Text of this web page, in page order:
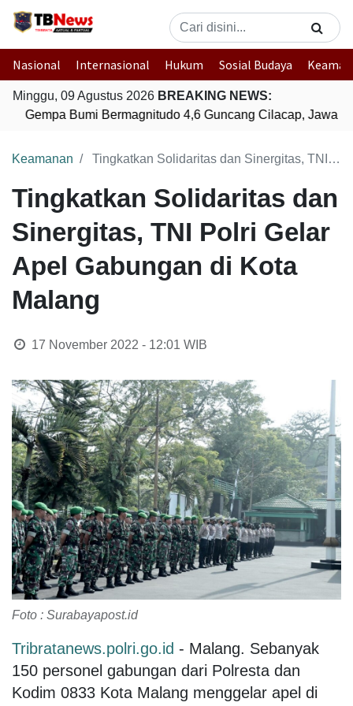
Nasional Internasional Hukum Sosial Budaya
Minggu, 09 Agustus 2026 BREAKING NEWS:
Gempa Bumi Bermagnitudo 4,6 Guncang Cilacap, Jawa
Keamanan Tingkatkan Solidaritas dan Sinergitas, TNI Polri Gelar Apel Gabungan di Kota Malang
Tingkatkan Solidaritas dan
Sinergitas, TNI Polri Gelar
Apel Gabungan di Kota
Malang
17 November 2022 - 12:01 WIB
Foto : Surabayapost.id
Tribratanews.polri.go.id - Malang. Sebanyak
150 personel gabungan dari Polresta dan
Kodim 0833 Kota Malang menggelar apel di